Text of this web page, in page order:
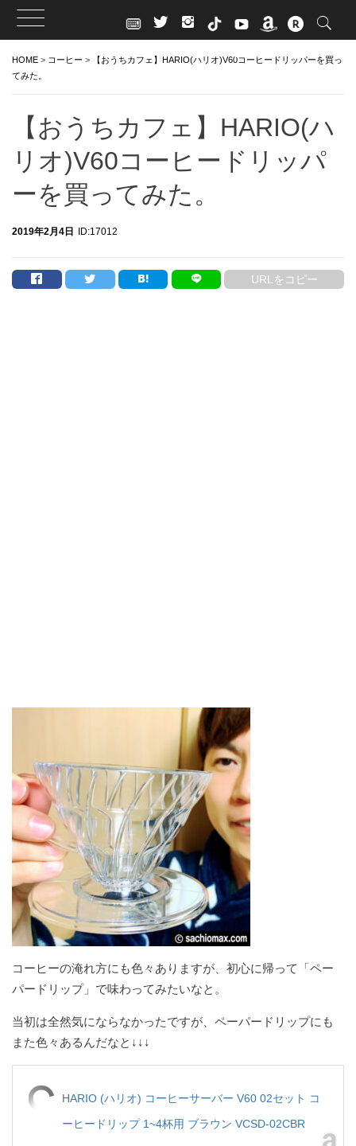
HOME > コーヒー >
【おうちカフェ】HARIO(ハリオ)V60コーヒードリッパーを買っ
てみた。
【おうちカフェ】HARIO(ハ
リオ)V60コーヒードリッパ
ーを買ってみた。
2019年2月4日 ID:17012
URLをコピー
コーヒーの淹れ方にも色々ありますが、初心に帰って「ペー
パードリップ」で味わってみたいなと。
当初は全然気にならなかったですが、ペーパードリップにも
また色々あるんだなと↓↓↓
HARIO (ハリオ) コーヒーサーバー V60 02セット コ
ーヒードリップ 1~4杯用 ブラウン VCSD-02CBR